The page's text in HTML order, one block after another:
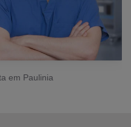
em Paulinia